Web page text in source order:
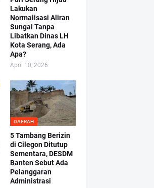
Lakukan
Normalisasi Aliran
Sungai Tanpa
Libatkan Dinas LH
Kota Serang, Ada
Apa?
April 10, 2026
DAERAH
5 Tambang Berizin
di Cilegon Ditutup
Sementara, DESDM
Banten Sebut Ada
Pelanggaran
Administrasi